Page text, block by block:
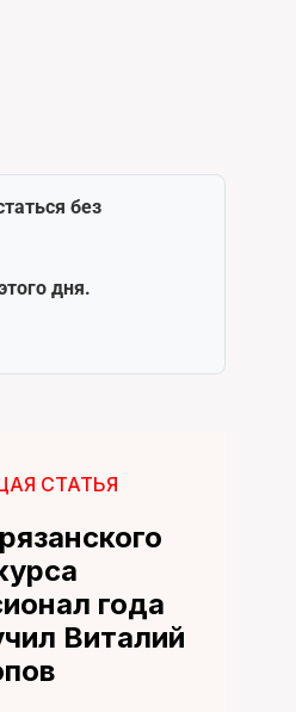
без
дня.
СТАТЬЯ
года
Виталий